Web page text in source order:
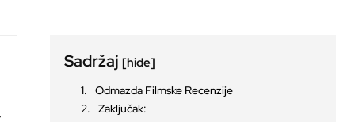
Sadržaj[hide]
Odmazda Filmske Recenzije
Zaključak: